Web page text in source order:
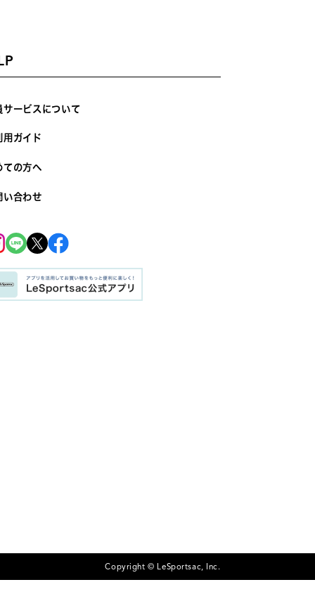
サービスについて
用ガイド
ての方へ
い合わせ
Copyright © LeSportsac, Inc.